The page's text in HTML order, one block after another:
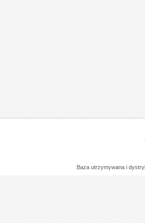
Baza utrzymywana i